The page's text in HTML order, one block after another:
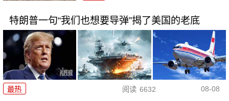
特朗普一句“我们也想要导弹”揭了美国的老底
最热 阅读 6632 08-08